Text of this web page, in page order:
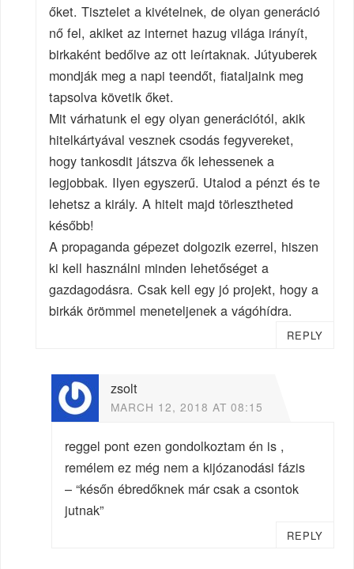
őket. Tisztelet a kivételnek, de olyan generáció
nő fel, akiket az internet hazug világa irányít,
birkaként bedőlve az ott leírtaknak. Jútyuberek
mondják meg a napi teendőt, fiataljaink meg
tapsolva követik őket.
Mit várhatunk el egy olyan generációtól, akik
hitelkártyával vesznek csodás fegyvereket,
hogy tankosdit játszva ők lehessenek a
legjobbak. Ilyen egyszerű. Utalod a pénzt és te
lehetsz a király. A hitelt majd törlesztheted
később!
A propaganda gépezet dolgozik ezerrel, hiszen
ki kell használni minden lehetőséget a
gazdagodásra. Csak kell egy jó projekt, hogy a
birkák örömmel meneteljenek a vágóhídra.
REPLY
zsolt
MARCH 12, 2018 AT 08:15
reggel pont ezen gondolkoztam én is ,
remélem ez még nem a kijózanodási fázis
– “későn ébredőknek már csak a csontok
jutnak”
REPLY